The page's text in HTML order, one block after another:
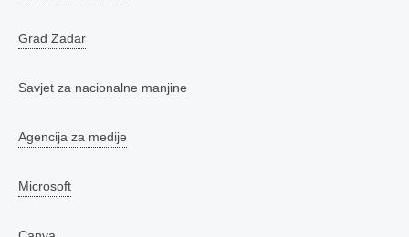
Grad Zadar
Savjet za nacionalne manjine
Agencija za medije
Microsoft